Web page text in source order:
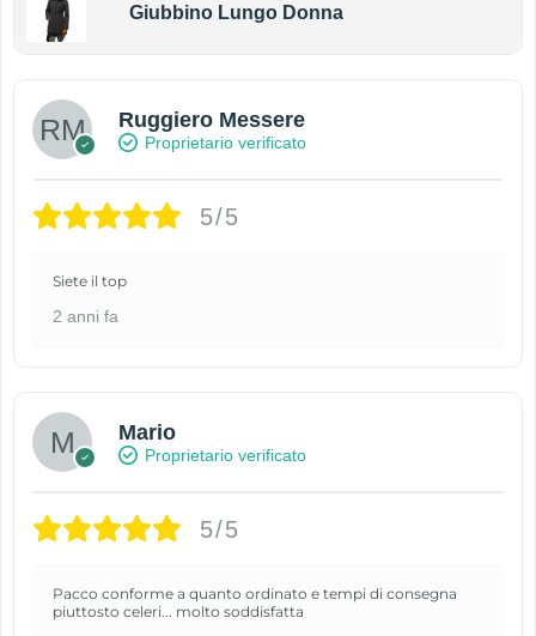
Giubbino Lungo Donna
Ruggiero Messere
Proprietario verificato
5/5
Siete il top
2 anni fa
Mario
Proprietario verificato
5/5
Pacco conforme a quanto ordinato e tempi di consegna
piuttosto celeri... molto soddisfatta